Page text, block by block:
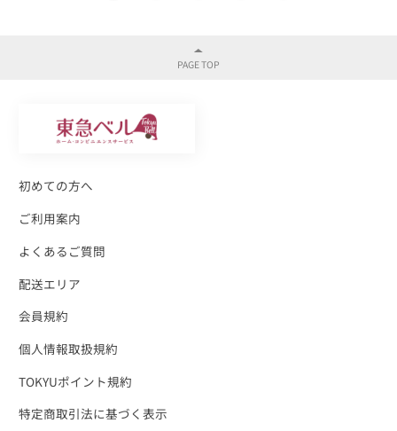
初めての方へ
ご利用案内
よくあるご質問
配送エリア
会員規約
個人情報取扱規約
TOKYUポイント規約
特定商取引法に基づく表示